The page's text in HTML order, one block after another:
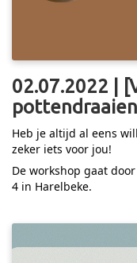
02.07.2022 |
pottendraaien
Heb je altijd al eens
zeker iets voor jou!
De workshop gaat
4 in Harelbeke.